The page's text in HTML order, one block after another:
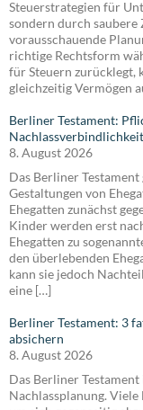
Steuerstrategien für
sondern durch saubere
vorausschauende
richtige Rechtsform
für Steuern zurücklegt,
gleichzeitig Vermögen
Berliner Testament:
8. August 2026
Das Berliner
Gestaltungen von
Ehegatten zunächst
Kinder werden erst
Ehegatten zu
den überlebenden
kann sie jedoch
eine […]
Berliner Testament: 3
absichern
8. August 2026
Das Berliner
Nachlassplanung.